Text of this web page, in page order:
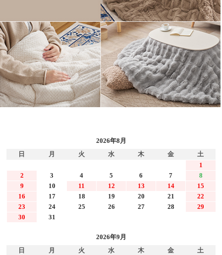
2026年8月
日
月 火 水 木 金
土
1
2
3 4 5 6 7
8
9
10 11 12 13 14
15
16
17 18 19 20 21
22
23
24 25 26 27 28
29
30
31
2026年9月
日
月 火 水 木 金
土